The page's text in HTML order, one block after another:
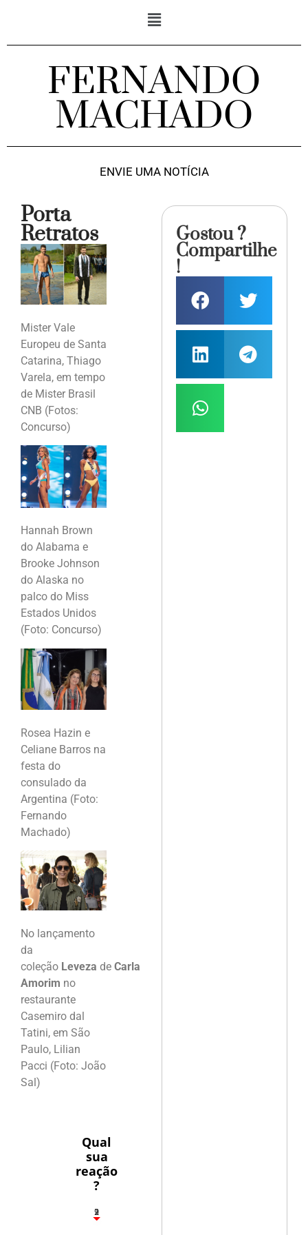
FERNANDO
MACHADO
ENVIE UMA NOTÍCIA
Porta
Retratos
Mister Vale
Europeu de Santa
Catarina, Thiago
Varela, em tempo
de Mister Brasil
CNB (Fotos:
Concurso)
Hannah Brown
do Alabama e
Brooke Johnson
do Alaska no
palco do Miss
Estados Unidos
(Foto: Concurso)
Rosea Hazin e
Celiane Barros na
festa do
consulado da
Argentina (Foto:
Fernando
Machado)
No lançamento
da
coleção Leveza de Carla
Amorim no
restaurante
Casemiro dal
Tatini, em São
Paulo, Lilian
Pacci (Foto: João
Sal)
Qual
sua
reação
?
2
1
2
9
Gostou ?
Compartilhe
!